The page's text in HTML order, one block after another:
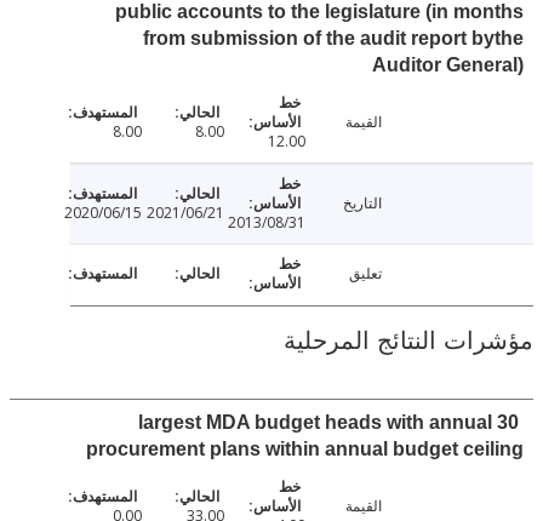
public accounts to the legislature (in
from submission of the audit report
Auditor
8.00
8.00
2013/08/31
2021/06/21
2020/06/15
النتائج المرحلية
30 largest MDA budget heads with
procurement plans within annual budget
33.00
0.00